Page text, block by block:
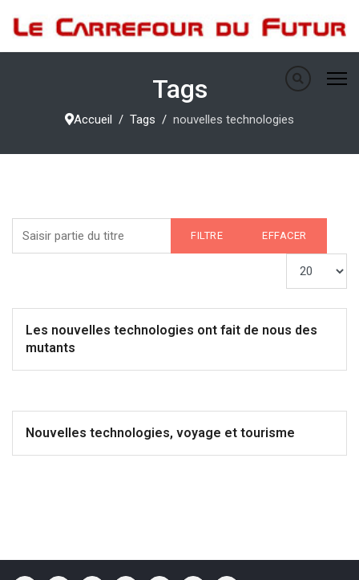
Tags
Accueil Tags nouvelles technologies
FILTRE EFFACER
Les nouvelles technologies ont fait de nous des
mutants
Nouvelles technologies, voyage et tourisme